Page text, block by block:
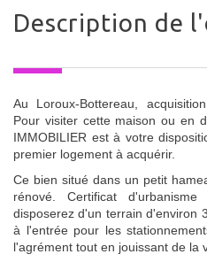
description de
Au Loroux-Bottereau,
Pour visiter cette maison ou en
IMMOBILIER est à votre
premier logement à acquérir.
Ce bien situé dans un petit
rénové. Certificat
disposerez d'un terrain d'environ
à l'entrée pour les
l'agrément tout en jouissant de la